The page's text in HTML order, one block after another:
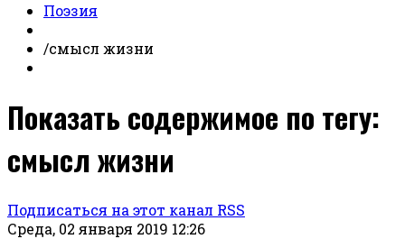
Поэзия
/смысл жизни
Показать содержимое по тегу:
смысл жизни
Подписаться на этот канал RSS
Среда, 02 января 2019 12:26